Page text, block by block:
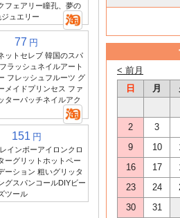
フェアリー瞳孔、夢の
ジュエリー
77 円
ットセレブ 韓国のスパ
ラッシュネイルアート
フレッシュフルーツ グ
メイドプリンセス ファ
ターパッチネイルアク
151 円
インボーアイロンクロ
ーグリットホットペー
ーション 粗いグリッタ
グスパンコールDIYビー
ツール
< 前月
日
月
2
3
9
10
16
17
23
24
30
31